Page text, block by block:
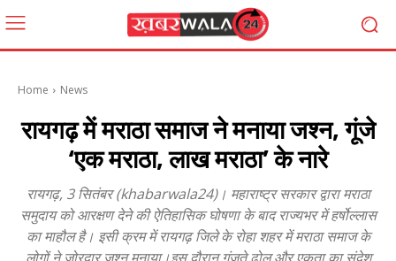
Home News
रायगढ़ में मराठा समाज ने मनाया जश्न, गूंजे
‘एक मराठा, लाख मराठा’ के नारे
रायगढ़, 3 सितंबर (khabarwala24)। महाराष्ट्र सरकार द्वारा मराठा
समुदाय को आरक्षण देने की ऐतिहासिक घोषणा के बाद राज्यभर में हर्षोल्लास
का माहौल है। इसी क्रम में रायगढ़ जिले के रोहा शहर में मराठा समाज के